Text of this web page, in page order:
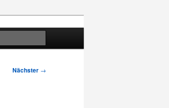
Nächster →